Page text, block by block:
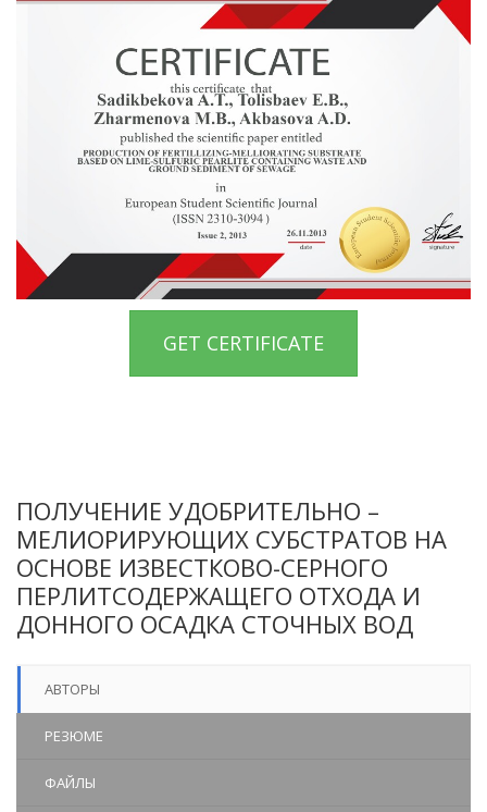
GET CERTIFICATE
ПОЛУЧЕНИЕ УДОБРИТЕЛЬНО –
МЕЛИОРИРУЮЩИХ СУБСТРАТОВ НА
ОСНОВЕ ИЗВЕСТКОВО-СЕРНОГО
ПЕРЛИТСОДЕРЖАЩЕГО ОТХОДА И
ДОННОГО ОСАДКА СТОЧНЫХ ВОД
АВТОРЫ
РЕЗЮМЕ
ФАЙЛЫ